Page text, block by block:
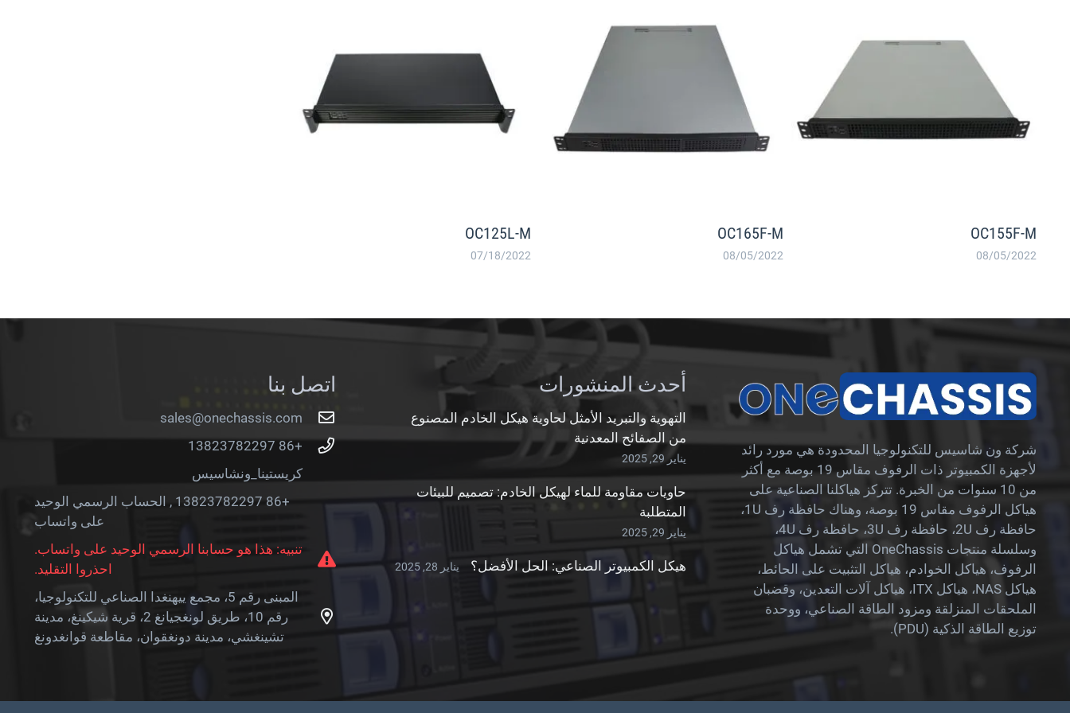
OC155F-M
08/05/2022
OC165F-M
08/05/2022
OC125L-M
07/18/2022
شركة ون شاسيس للتكنولوجيا المحدودة هي مورد رائد
لأجهزة الكمبيوتر ذات الرفوف مقاس 19 بوصة مع أكثر
من 10 سنوات من الخبرة. تتركز هياكلنا الصناعية على
هياكل الرفوف مقاس 19 بوصة، وهناك حافظة رف 1U،
حافظة رف 2U، حافظة رف 3U، حافظة رف 4U،
وسلسلة منتجات OneChassis التي تشمل هياكل
الرفوف، هياكل الخوادم، هياكل التثبيت على الحائط،
هياكل NAS، هياكل ITX، هياكل آلات التعدين، وقضبان
الملحقات المنزلقة ومزود الطاقة الصناعي، ووحدة
توزيع الطاقة الذكية (PDU).
أحدث المنشورات
التهوية والتبريد الأمثل لحاوية هيكل الخادم المصنوع
من الصفائح المعدنية
يناير 29, 2025
حاويات مقاومة للماء لهيكل الخادم: تصميم للبيئات
المتطلبة
يناير 29, 2025
هيكل الكمبيوتر الصناعي: الحل الأفضل؟ يناير 28, 2025
اتصل بنا
sales@onechassis.com
+86 13823782297
كريستينا_ونشاسيس
+86 13823782297 , الحساب الرسمي الوحيد
على واتساب
تنبيه: هذا هو حسابنا الرسمي الوحيد على واتساب.
احذروا التقليد.
المبنى رقم 5، مجمع ييهنغدا الصناعي للتكنولوجيا،
رقم 10، طريق لونغجيانغ 2، قرية شيكينغ، مدينة
تشينغشي، مدينة دونغقوان، مقاطعة قوانغدونغ